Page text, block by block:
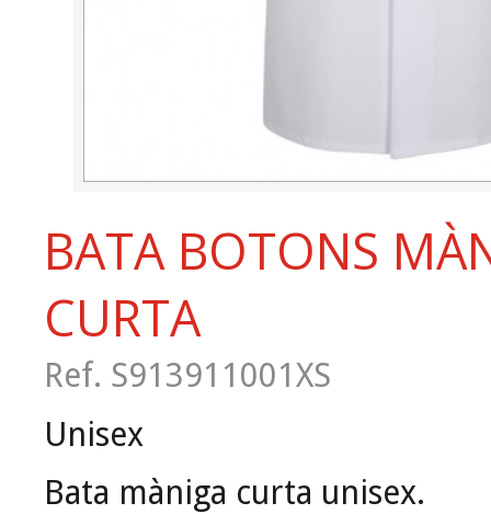
BATA BOTONS
CURTA
Ref. S913911001XS
Unisex
Bata màniga curta unisex.